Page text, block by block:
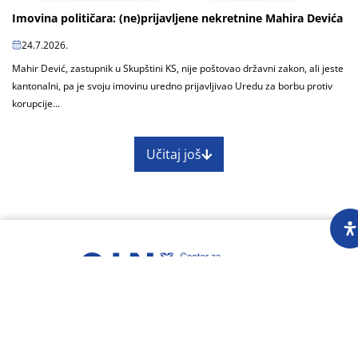
Imovina političara: (ne)prijavljene nekretnine Mahira Devića
24.7.2026.
Mahir Dević, zastupnik u Skupštini KS, nije poštovao državni zakon, ali jeste
kantonalni, pa je svoju imovinu uredno prijavljivao Uredu za borbu protiv
korupcije...
Učitaj još